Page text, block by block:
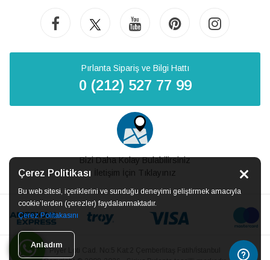
Çerez Politikası
Bu web sitesi, içeriklerini ve sunduğu deneyimi geliştirmek amacıyla
cookie’lerden (çerezler) faydalanmaktadır.
Çerez Politakasını
Anladım
Pırlanta Sipariş ve Bilgi Hattı
0 (212) 527 77 99
Bizi Daha Kolay Bulabilirsiniz
İletişim İçin Tıklayınız